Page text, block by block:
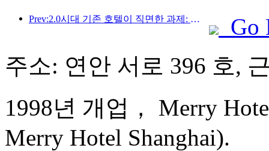
Prev:2.0시대 기존 호텔이 직면한 과제: 업그레이드가 핵심, 진정한 가치 혁신
Go
주소: 연안 서로 396 호,
1998년 개업， Merry
Merry Hotel Shanghai).